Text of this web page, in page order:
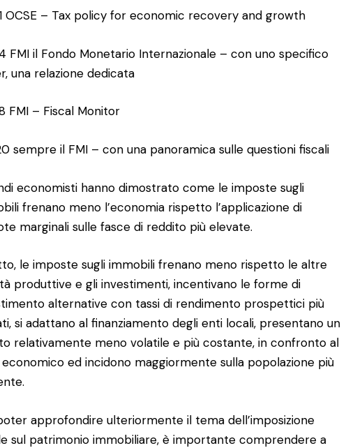
OCSE – Tax policy for economic recovery and growth
FMI il Fondo Monetario Internazionale – con uno specifico
una relazione dedicata
FMI – Fiscal Monitor
sempre il FMI – con una panoramica sulle questioni fiscali
economisti hanno dimostrato come le imposte sugli
frenano meno l’economia rispetto l’applicazione di
marginali sulle fasce di reddito più elevate.
le imposte sugli immobili frenano meno rispetto le altre
produttive e gli investimenti, incentivano le forme di
alternative con tassi di rendimento prospettici più
si adattano al finanziamento degli enti locali, presentano un
relativamente meno volatile e più costante, in confronto al
ed incidono maggiormente sulla popolazione più
approfondire ulteriormente il tema dell’imposizione
sul patrimonio immobiliare, è importante comprendere a